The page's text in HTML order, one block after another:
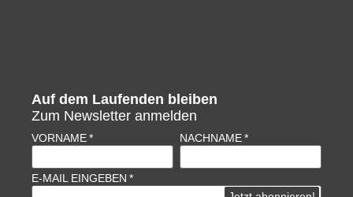
Auf dem Laufenden bleiben
Zum Newsletter anmelden
VORNAME NACHNAME
E-MAIL EINGEBEN